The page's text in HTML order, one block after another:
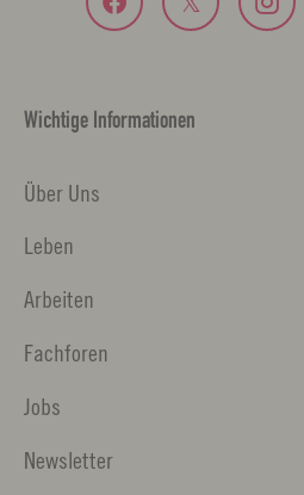
Wichtige Informationen
Über Uns
Leben
Arbeiten
Fachforen
Jobs
Newsletter